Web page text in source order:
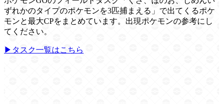
ずれかのタイプのポケモンを3匹捕まえる」で出てくるポケ
モンと最大CPをまとめています。出現ポケモンの参考にし
てください。
▶タスク一覧はこちら